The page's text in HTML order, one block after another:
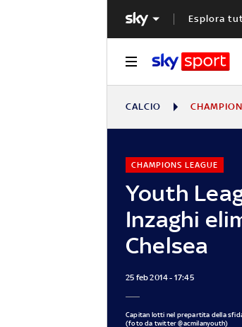
Esplora
CALCIO
Youth
Inzaghi
Chelsea
CHAMPIONS LEAGUE
25 feb 2014 - 17:45
Capitan Iotti nel prepartita della
(foto da twitter @acmilanyouth)